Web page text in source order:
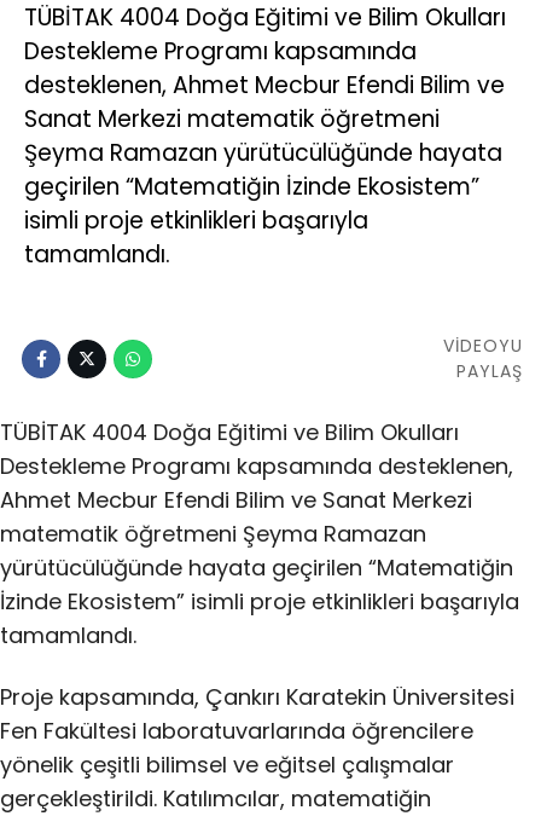
TÜBİTAK 4004 Doğa Eğitimi ve Bilim Okulları
Destekleme Programı kapsamında
desteklenen, Ahmet Mecbur Efendi Bilim ve
Sanat Merkezi matematik öğretmeni
Şeyma Ramazan yürütücülüğünde hayata
geçirilen “Matematiğin İzinde Ekosistem”
isimli proje etkinlikleri başarıyla
tamamlandı.
VİDEOYU
PAYLAŞ
TÜBİTAK 4004 Doğa Eğitimi ve Bilim Okulları
Destekleme Programı kapsamında desteklenen,
Ahmet Mecbur Efendi Bilim ve Sanat Merkezi
matematik öğretmeni Şeyma Ramazan
yürütücülüğünde hayata geçirilen “Matematiğin
İzinde Ekosistem” isimli proje etkinlikleri başarıyla
tamamlandı.
Proje kapsamında, Çankırı Karatekin Üniversitesi
Fen Fakültesi laboratuvarlarında öğrencilere
yönelik çeşitli bilimsel ve eğitsel çalışmalar
gerçekleştirildi. Katılımcılar, matematiğin